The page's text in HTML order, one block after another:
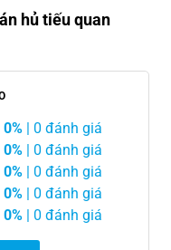
hủ tiếu quan
0% | 0 đánh giá
0% | 0 đánh giá
0% | 0 đánh giá
0% | 0 đánh giá
0% | 0 đánh giá